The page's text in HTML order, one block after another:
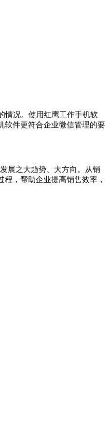
情况。使用红鹰工作手机软
软件更符合企业微信管理的要
展之大趋势、大方向。从销
，帮助企业提高销售效率，